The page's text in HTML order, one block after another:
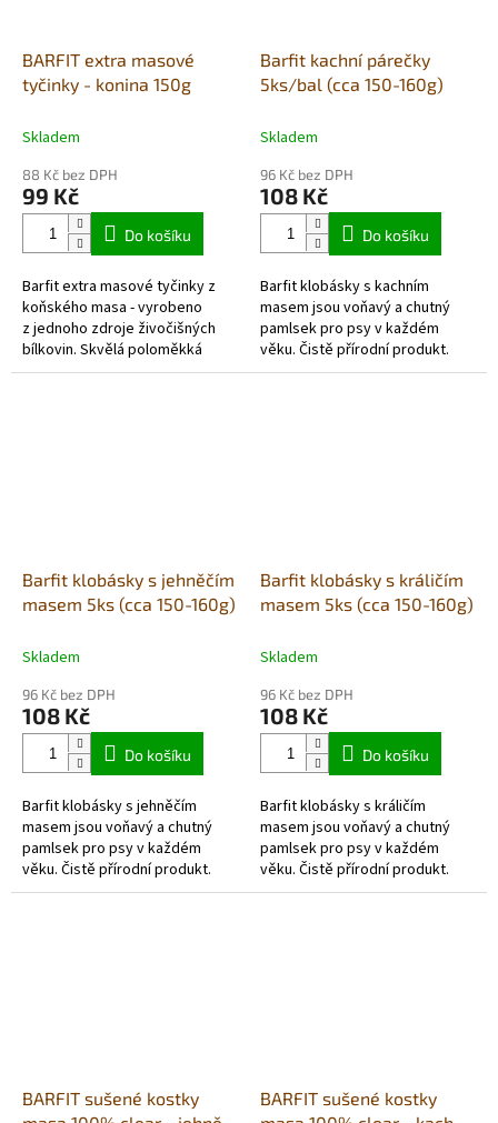
BARFIT extra masové
tyčinky - konina 150g
Skladem
88 Kč bez DPH
99 Kč
Do košíku
Barfit extra masové tyčinky z
koňského masa - vyrobeno
z jednoho zdroje živočišných
bílkovin. Skvělá poloměkká
pochoutka, která se dá
Barfit kachní párečky
5ks/bal (cca 150-160g)
Skladem
96 Kč bez DPH
108 Kč
Do košíku
Barfit klobásky s kachním
masem jsou voňavý a chutný
pamlsek pro psy v každém
věku. Čistě přírodní produkt.
Barfit klobásky jsou
Barfit klobásky s jehněčím
masem 5ks (cca 150-160g)
Skladem
96 Kč bez DPH
108 Kč
Do košíku
Barfit klobásky s jehněčím
masem jsou voňavý a chutný
pamlsek pro psy v každém
věku. Čistě přírodní produkt.
Barfit klobásky jsou
Barfit klobásky s králičím
masem 5ks (cca 150-160g)
Skladem
96 Kč bez DPH
108 Kč
Do košíku
Barfit klobásky s králičím
masem jsou voňavý a chutný
pamlsek pro psy v každém
věku. Čistě přírodní produkt.
Barfit klobásky jsou
BARFIT sušené kostky
BARFIT sušené kostky